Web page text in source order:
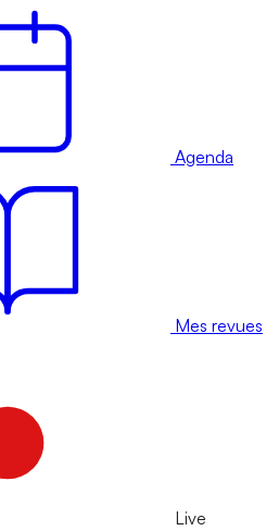
Agenda
Mes revues
Live